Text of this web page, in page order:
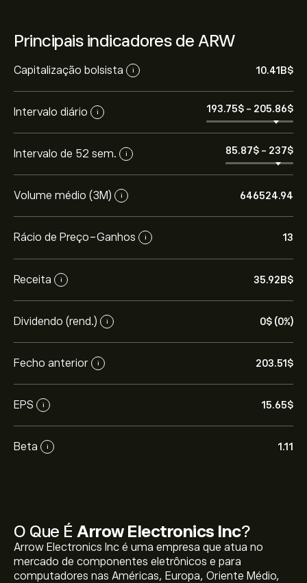
Principais indicadores de ARW
Capitalização bolsista i 10.41B‎$‎
Intervalo diário i 193.75‎$‎ - 205.86‎$‎
Intervalo de 52 sem. i 85.87‎$‎ - 237‎$‎
Volume médio (3M) i 646524.94
Rácio de Preço-Ganhos i 13
Receita i 35.92B‎$‎
Dividendo (rend.) i 0‎$‎ (0%)
Fecho anterior i 203.51‎$‎
EPS i 15.65‎$‎
Beta i 1.11
O Que É Arrow Electronics Inc?
Arrow Electronics Inc é uma empresa que atua no
mercado de componentes eletrônicos e para
computadores nas Américas, Europa, Oriente Médio,